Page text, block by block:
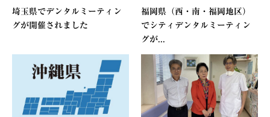
埼玉県でデンタルミーティン
グが開催されました
福岡県（西・南・福岡地区）
でシティデンタルミーティン
グが...